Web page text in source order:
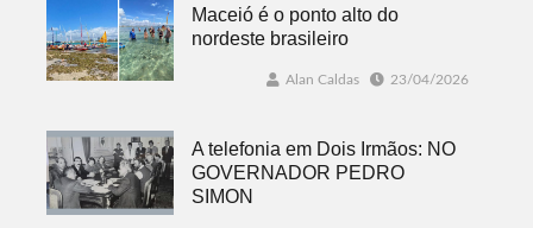
Maceió é o ponto alto do
nordeste brasileiro
Alan Caldas 23/04/2026
A telefonia em Dois Irmãos: NO
GOVERNADOR PEDRO
SIMON